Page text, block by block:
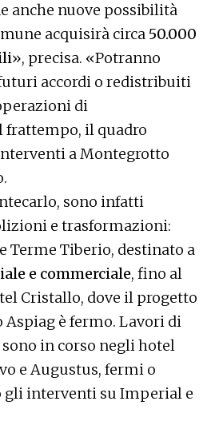
anche nuove possibilità
acquisirà circa 50.000
», precisa. «Potranno
accordi o redistribuiti
di
frattempo, il quadro
a Montegrotto
sono infatti
e trasformazioni:
Terme Tiberio, destinato a
e commerciale, fino al
Cristallo, dove il progetto
è fermo. Lavori di
in corso negli hotel
e Augustus, fermi o
gli interventi su Imperial e